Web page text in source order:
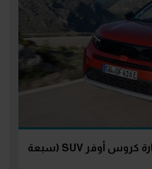
بعد طرح RX9 وفرونتيرا.. 22 سيارة كروس أوفر SUV (سبعة